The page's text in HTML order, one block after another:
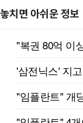
놓치면 아쉬운 정보